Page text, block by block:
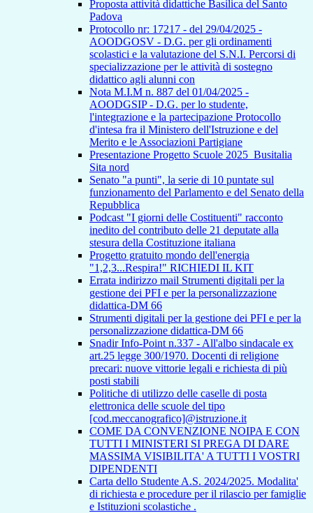
Proposta attività didattiche Basilica del Santo
Padova
Protocollo nr: 17217 - del 29/04/2025 -
AOODGOSV - D.G. per gli ordinamenti
scolastici e la valutazione del S.N.I. Percorsi di
specializzazione per le attività di sostegno
didattico agli alunni con
Nota M.I.M n. 887 del 01/04/2025 -
AOODGSIP - D.G. per lo studente,
l'integrazione e la partecipazione Protocollo
d'intesa fra il Ministero dell'Istruzione e del
Merito e le Associazioni Partigiane
Presentazione Progetto Scuole 2025_Busitalia
Sita nord
Senato "a punti", la serie di 10 puntate sul
funzionamento del Parlamento e del Senato della
Repubblica
Podcast "I giorni delle Costituenti" racconto
inedito del contributo delle 21 deputate alla
stesura della Costituzione italiana
Progetto gratuito mondo dell'energia
"1,2,3...Respira!" RICHIEDI IL KIT
Errata indirizzo mail Strumenti digitali per la
gestione dei PFI e per la personalizzazione
didattica-DM 66
Strumenti digitali per la gestione dei PFI e per la
personalizzazione didattica-DM 66
Snadir Info-Point n.337 - All'albo sindacale ex
art.25 legge 300/1970. Docenti di religione
precari: nuove vittorie legali e richiesta di più
posti stabili
Politiche di utilizzo delle caselle di posta
elettronica delle scuole del tipo
[cod.meccanografico]@istruzione.it
COME DA CONVENZIONE NOIPA E CON
TUTTI I MINISTERI SI PREGA DI DARE
MASSIMA VISIBILITA' A TUTTI I VOSTRI
DIPENDENTI
Carta dello Studente A.S. 2024/2025. Modalita'
di richiesta e procedure per il rilascio per famiglie
e Istituzioni scolastiche .